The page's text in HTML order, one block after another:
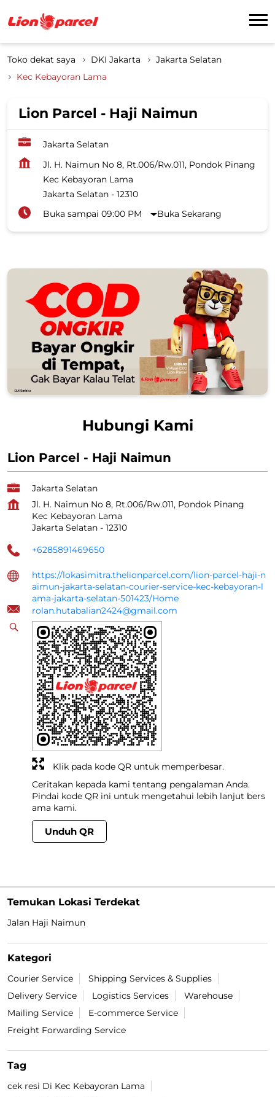
Toko dekat saya DKI Jakarta
Jakarta Selatan
Kec Kebayoran Lama
Lion Parcel - Haji Naimun
Jakarta Selatan
Jl. H. Naimun No 8, Rt.006/Rw.011, Pondok Pinang
Kec Kebayoran Lama
Jakarta Selatan - 12310
Buka sampai 09:00 PM
Buka Sekarang
Hubungi Kami
Lion Parcel - Haji Naimun
Jakarta Selatan
Jl. H. Naimun No 8, Rt.006/Rw.011, Pondok Pinang
Kec Kebayoran Lama
Jakarta Selatan - 12310
+6285891469650
https://lokasimitra.thelionparcel.com/lion-parcel-haji-n
aimun-jakarta-selatan-courier-service-kec-kebayoran-l
ama-jakarta-selatan-501423/Home
rolan.hutabalian2424@gmail.com
Ceritakan kepada kami tentang pengalaman Anda.
Pindai kode QR ini untuk mengetahui lebih lanjut bers
ama kami.
Unduh QR
Klik pada kode QR untuk memperbesar.
Temukan Lokasi Terdekat
Jalan Haji Naimun
Kategori
Courier Service
Shipping Services & Supplies
Delivery Service
Logistics Services
Warehouse
Mailing Service
E-commerce Service
Freight Forwarding Service
Tag
cek resi Di Kec Kebayoran Lama